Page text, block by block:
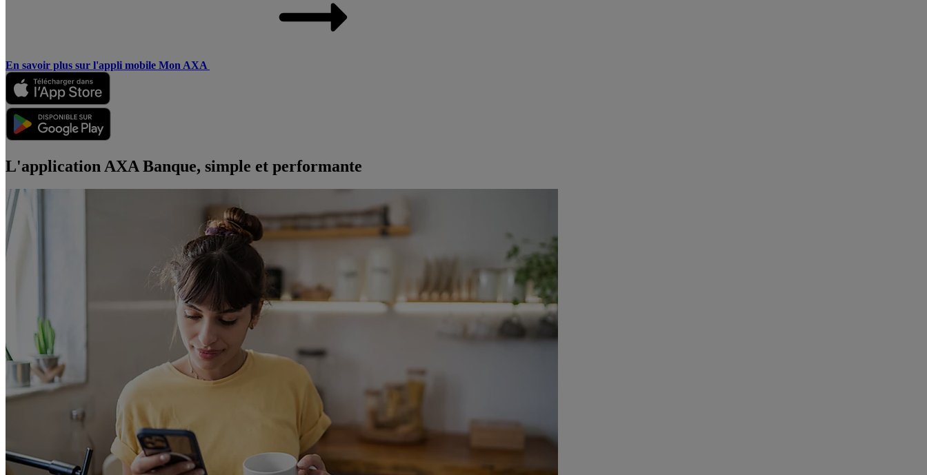
En savoir plus sur l'appli mobile Mon AXA
L'application AXA Banque, simple et performante